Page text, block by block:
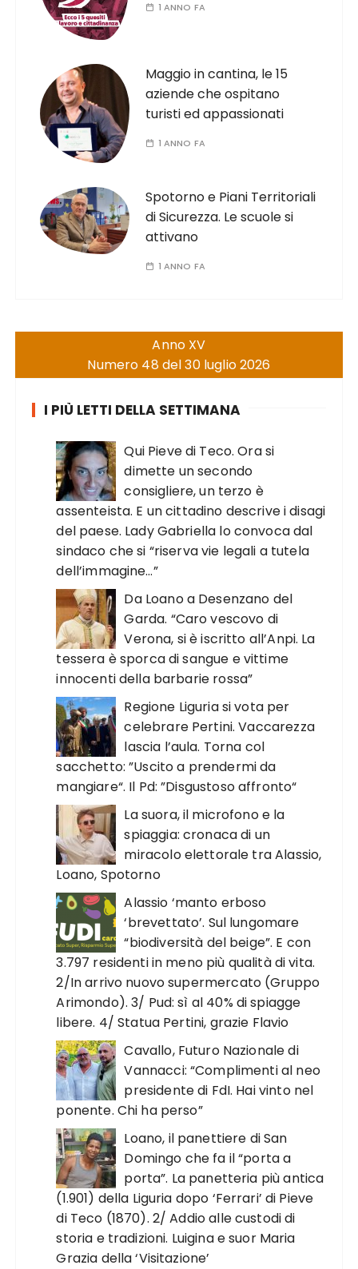
1 ANNO FA
Maggio in cantina, le 15
aziende che ospitano
turisti ed appassionati
1 ANNO FA
Spotorno e Piani Territoriali
di Sicurezza. Le scuole si
attivano
1 ANNO FA
Anno XV
Numero 48 del 30 luglio 2026
I PIÙ LETTI DELLA SETTIMANA
Qui Pieve di Teco. Ora si
dimette un secondo
consigliere, un terzo è
assenteista. E un cittadino descrive i disagi
del paese. Lady Gabriella lo convoca dal
sindaco che si “riserva vie legali a tutela
dell’immagine…”
Da Loano a Desenzano del
Garda. “Caro vescovo di
Verona, si è iscritto all’Anpi. La
tessera è sporca di sangue e vittime
innocenti della barbarie rossa”
Regione Liguria si vota per
celebrare Pertini. Vaccarezza
lascia l’aula. Torna col
sacchetto: ”Uscito a prendermi da
mangiare“. Il Pd: ”Disgustoso affronto“
La suora, il microfono e la
spiaggia: cronaca di un
miracolo elettorale tra Alassio,
Loano, Spotorno
Alassio ‘manto erboso
‘brevettato’. Sul lungomare
“biodiversità del beige”. E con
3.797 residenti in meno più qualità di vita.
2/In arrivo nuovo supermercato (Gruppo
Arimondo). 3/ Pud: sì al 40% di spiagge
libere. 4/ Statua Pertini, grazie Flavio
Cavallo, Futuro Nazionale di
Vannacci: “Complimenti al neo
presidente di FdI. Hai vinto nel
ponente. Chi ha perso”
Loano, il panettiere di San
Domingo che fa il “porta a
porta”. La panetteria più antica
(1.901) della Liguria dopo ‘Ferrari’ di Pieve
di Teco (1870). 2/ Addio alle custodi di
storia e tradizioni. Luigina e suor Maria
Grazia della ‘Visitazione’